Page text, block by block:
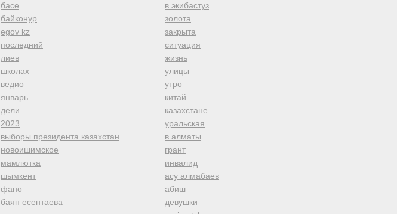
басе
байконур
egov kz
последний
лиев
школах
ведио
январь
дели
2023
выборы президента казахстан
новоишимское
мамлютка
шымкент
фано
баян есентаева
в экибастуз
золота
закрыта
ситуация
жизнь
улицы
утро
китай
казахстане
уральская
в алматы
грант
инвалид
асу алмабаев
абиш
девушки